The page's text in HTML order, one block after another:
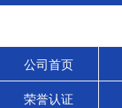
公司首页
荣誉认证